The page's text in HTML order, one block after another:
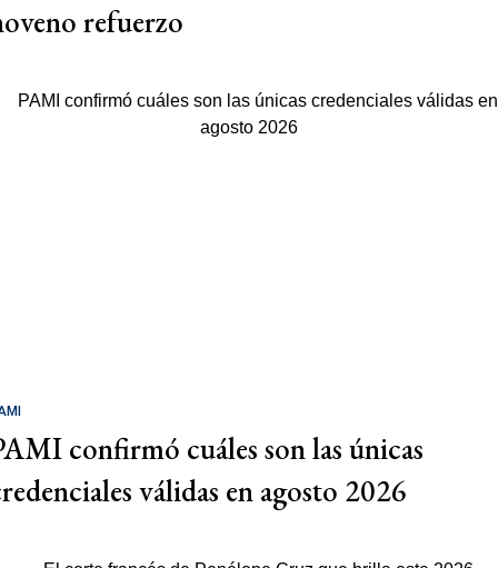
refuerzo
confirmó cuáles son las únicas
válidas en agosto 2026